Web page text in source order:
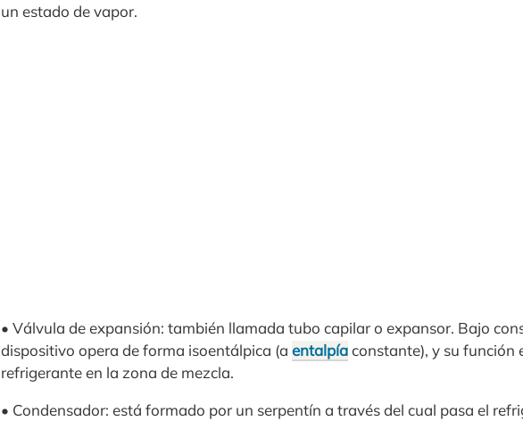
un estado de vapor.
• Válvula de expansión: también llamada tubo capilar o expansor. Bajo
dispositivo opera de forma isoentálpica (a entalpíaconstante), y su función
refrigerante en la zona de mezcla.
• Condensador: está formado por un serpentín a través del cual pasa el